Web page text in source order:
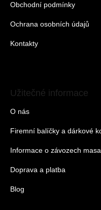
Obchodní podmínky
Ochrana osobních údajů
Kontakty
Užitečné informace
O nás
Firemní balíčky a dárkové
Informace o závozech masa
Doprava a platba
Blog